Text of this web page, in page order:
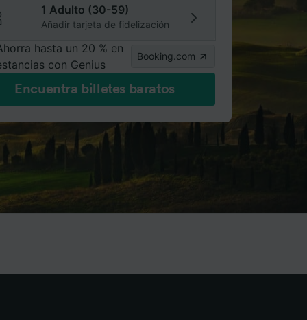
1 Adulto (30-59)
Añadir tarjeta de fidelización
hasta un 20 % en
con Genius
Booking.com
Encuentra billetes baratos